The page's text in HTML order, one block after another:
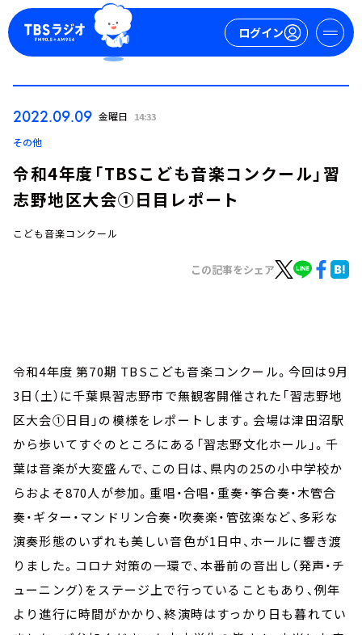
ログイン
お知らせ
イベント・グッズ
YouTube
会社情報
2022.09.09 金曜日 14:33
その他
令和4年度「TBSこども音楽コンクール」習
志野地区大会①日目レポート
こども音楽コンクール
この記事をシェア
令和4年度 第70期 TBSこども音楽コンクール。今回は9月
3日（土）に千葉県習志野市で無観客開催された「習志野地
区大会①日目」の模様をレポートします。会場は津田沼駅
から歩いてすぐのところにある「習志野文化ホール」。千
葉は音楽が大変盛んで、この日は、県内の25の小中学校か
らおよそ870人が参加。重唱・合唱・重奏・筝合奏・木管合
奏・ギター・マンドリン合奏・吹奏楽・管弦楽など、多彩な
演奏形態のいずれも美しい音色が1日中、ホールに響き渡
りました。コロナ対策の一環で、本番前の音出し（発声・チ
ューニング）をステージ上で行っていることもあり、例年
より進行に時間がかかり、終演時はすっかり日も暮れてい